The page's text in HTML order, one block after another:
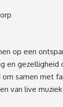
op een
en gezelligheid
samen met
van live